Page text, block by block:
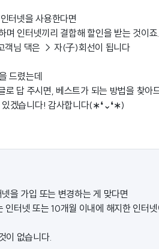
터넷을 사용한다면
며 인터넷끼리 결합해 할인을 받는 것이죠.
님 댁은 → 자(子)회선이 됩니다
드렸는데
답 주시면, 베스트가 되는 방법을 찾아
있겠습니다! 감사합니다(∗❛⌄❛∗)
을 가입 또는 변경하는 게 맞다면
인터넷 또는 10개월 이내에 해지한 인터
이 없습니다.